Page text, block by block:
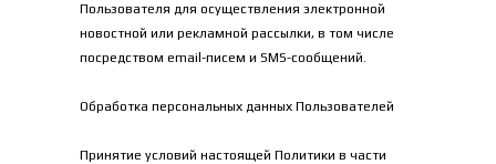
Пользователя для осуществления электронной
новостной или рекламной рассылки, в том числе
посредством email-писем и SMS-сообщений.
Обработка персональных данных Пользователей
Принятие условий настоящей Политики в части